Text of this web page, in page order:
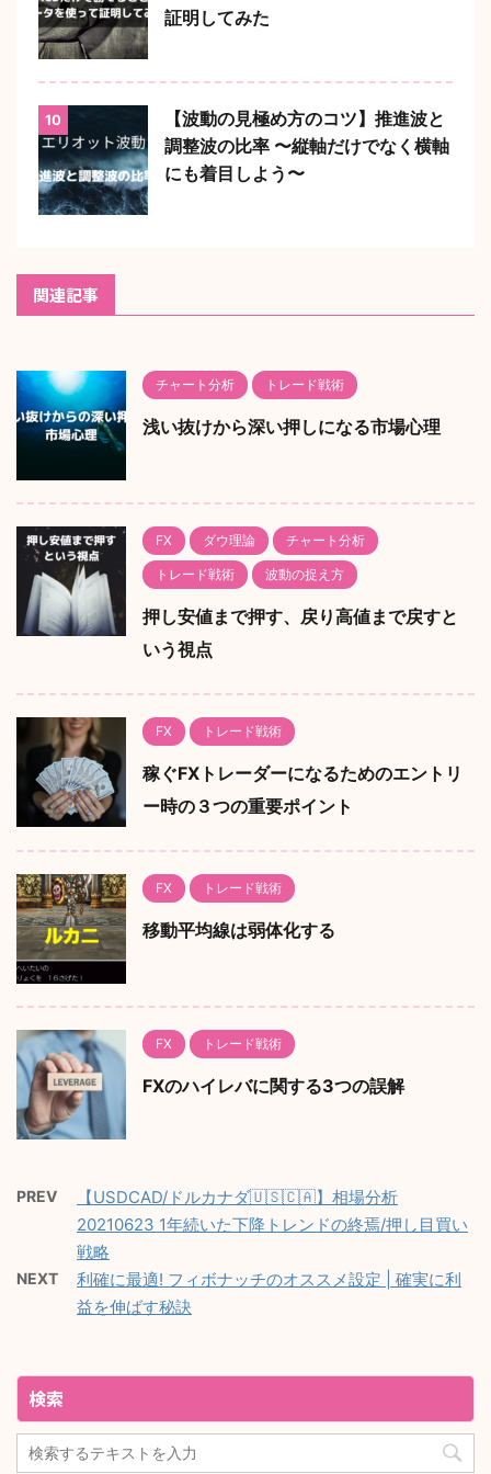
証明してみた
10
【波動の見極め方のコツ】推進波と
調整波の比率 〜縦軸だけでなく横軸
にも着目しよう〜
関連記事
チャート分析 トレード戦術
浅い抜けから深い押しになる市場心理
FX ダウ理論 チャート分析
トレード戦術 波動の捉え方
押し安値まで押す、戻り高値まで戻すと
いう視点
FX トレード戦術
稼ぐFXトレーダーになるためのエントリ
ー時の３つの重要ポイント
FX トレード戦術
移動平均線は弱体化する
FX トレード戦術
FXのハイレバに関する3つの誤解
PREV
【USDCAD/ドルカナダ🇺🇸🇨🇦】相場分析
20210623 1年続いた下降トレンドの終焉/押し目買い
戦略
NEXT
利確に最適! フィボナッチのオススメ設定 | 確実に利
益を伸ばす秘訣
検索